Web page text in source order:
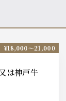
¥18,000〜21,000